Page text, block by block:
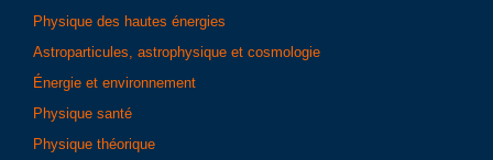
Physique des hautes énergies
Astroparticules, astrophysique et cosmologie
Énergie et environnement
Physique santé
Physique théorique